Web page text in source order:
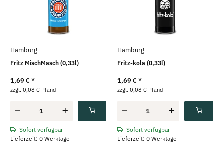
Hamburg
Fritz MischMasch (0,33l)
1,69 €*
zzgl. 0,08 € Pfand
Sofort verfügbar
Lieferzeit: 0 Werktage
Hamburg
Fritz-kola (0,33l)
1,69 €*
zzgl. 0,08 € Pfand
Sofort verfügbar
Lieferzeit: 0 Werktage